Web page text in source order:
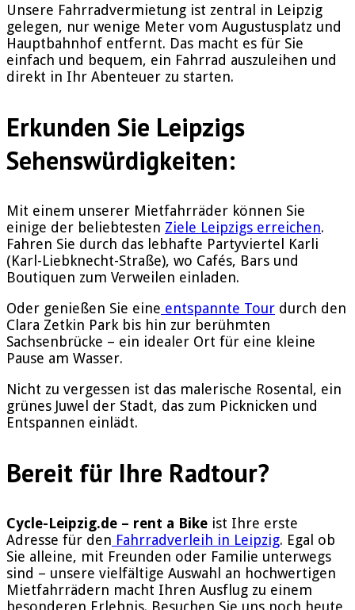
Unsere Fahrradvermietung ist zentral in Leipzig
gelegen, nur wenige Meter vom Augustusplatz und
Hauptbahnhof entfernt. Das macht es für Sie
einfach und bequem, ein Fahrrad auszuleihen und
direkt in Ihr Abenteuer zu starten.
Erkunden Sie Leipzigs
Sehenswürdigkeiten:
Mit einem unserer Mietfahrräder können Sie
einige der beliebtesten Ziele Leipzigs erreichen.
Fahren Sie durch das lebhafte Partyviertel Karli
(Karl-Liebknecht-Straße), wo Cafés, Bars und
Boutiquen zum Verweilen einladen.
Oder genießen Sie eine entspannte Tour durch den
Clara Zetkin Park bis hin zur berühmten
Sachsenbrücke – ein idealer Ort für eine kleine
Pause am Wasser.
Nicht zu vergessen ist das malerische Rosental, ein
grünes Juwel der Stadt, das zum Picknicken und
Entspannen einlädt.
Bereit für Ihre Radtour?
Cycle-Leipzig.de – rent a Bike ist Ihre erste
Adresse für den Fahrradverleih in Leipzig. Egal ob
Sie alleine, mit Freunden oder Familie unterwegs
sind – unsere vielfältige Auswahl an hochwertigen
Mietfahrrädern macht Ihren Ausflug zu einem
besonderen Erlebnis. Besuchen Sie uns noch heute